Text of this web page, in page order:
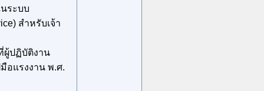
ระบบ
สำหรับเจ้า
ผู้ปฏิบัติงาน
อแรงงาน พ.ศ.